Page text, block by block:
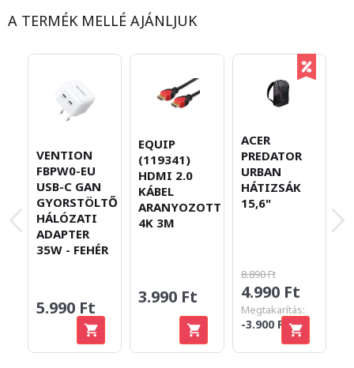
A TERMÉK MELLÉ AJÁNLJUK
VENTION
FBPW0-EU
USB-C GAN
GYORSTÖLTŐ
HÁLÓZATI
ADAPTER
35W - FEHÉR
5.990 Ft
EQUIP
(119341)
HDMI 2.0
KÁBEL
ARANYOZOTT
4K 3M
3.990 Ft
ACER
PREDATOR
URBAN
HÁTIZSÁK
15,6"
8.890 Ft
4.990 Ft
Megtakarítás:
-3.900 Ft